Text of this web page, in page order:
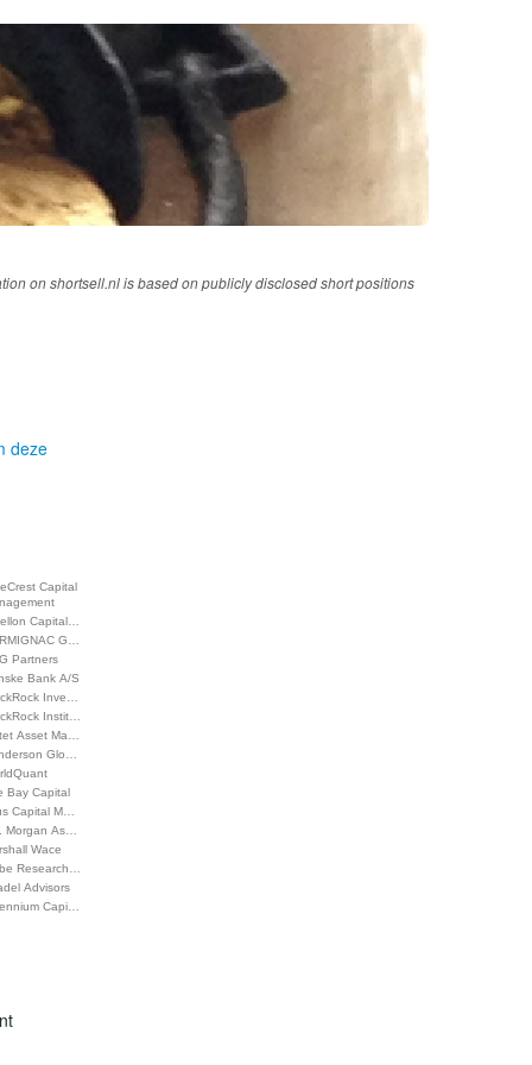
on shortsell.nl is based on publicly disclosed short positions
deze
Capital
Capital…
G…
Partners
Bank A/S
Inve…
Instit…
Asset Ma…
Glo…
Bay Capital
Capital M…
Morgan As…
Wace
Research…
Advisors
Capi…